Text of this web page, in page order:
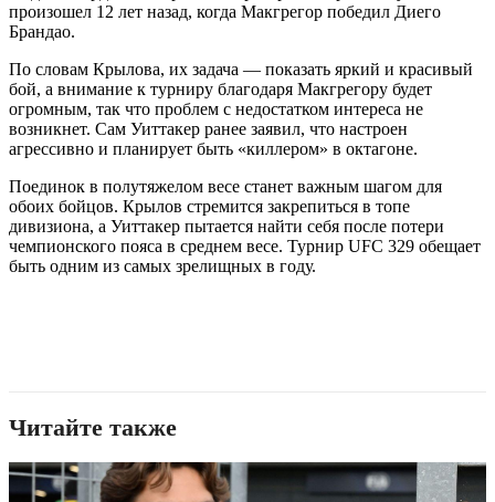
произошел 12 лет назад, когда Макгрегор победил Диего
Брандао.
По словам Крылова, их задача — показать яркий и красивый
бой, а внимание к турниру благодаря Макгрегору будет
огромным, так что проблем с недостатком интереса не
возникнет. Сам Уиттакер ранее заявил, что настроен
агрессивно и планирует быть «киллером» в октагоне.
Поединок в полутяжелом весе станет важным шагом для
обоих бойцов. Крылов стремится закрепиться в топе
дивизиона, а Уиттакер пытается найти себя после потери
чемпионского пояса в среднем весе. Турнир UFC 329 обещает
быть одним из самых зрелищных в году.
Читайте также